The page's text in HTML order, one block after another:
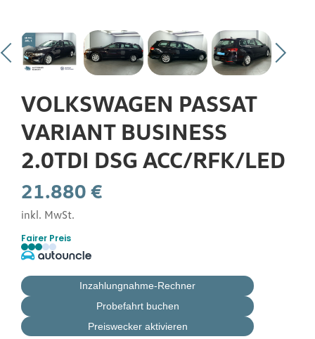
Flottenkunden
Über uns
Karriere
VOLKSWAGEN PASSAT
VARIANT BUSINESS
2.0TDI DSG ACC/RFK/LED
21.880 €
inkl. MwSt.
Fairer Preis
Inzahlungnahme-Rechner
Probefahrt buchen
Preiswecker aktivieren